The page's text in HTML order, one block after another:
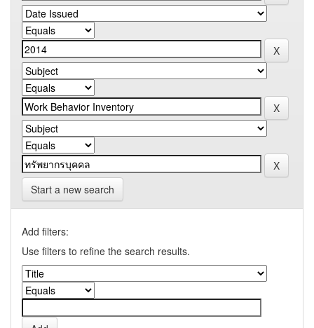
Start a new search
Add filters:
Use filters to refine the search results.